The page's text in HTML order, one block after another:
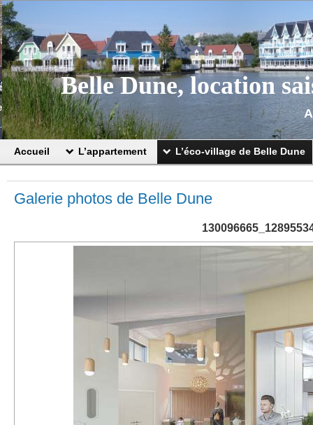
Belle Dune, location
Accueil L’appartement L’éco-village de Belle Dune
Galerie photos de Belle Dune